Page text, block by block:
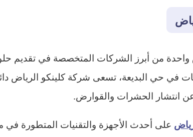
من أبرز الشركات المتخصصة في تقديم
في حي البديعة، تسعى شركة كلينكو الرياض
انتشار الحشرات والقوارض.
على أحدث الأجهزة والتقنيات المتطورة في